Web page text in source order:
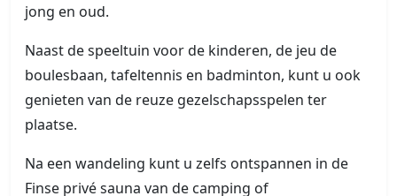
jong en oud.
Naast de speeltuin voor de kinderen, de jeu de
boulesbaan, tafeltennis en badminton, kunt u ook
genieten van de reuze gezelschapsspelen ter
plaatse.
Na een wandeling kunt u zelfs ontspannen in de
Finse privé sauna van de camping of